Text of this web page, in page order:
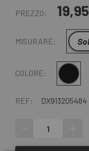
PREZZO:
MISURARE:
COLORE: Nero
REF: DX913205484